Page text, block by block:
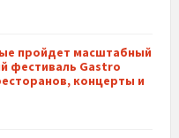
пройдет масштабный
фестиваль Gastro
концерты и